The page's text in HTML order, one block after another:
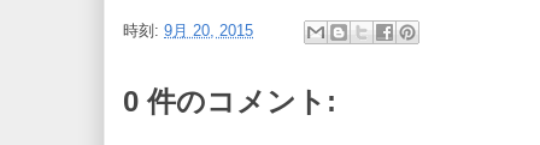
時刻: 9月 20, 2015
0 件のコメント: